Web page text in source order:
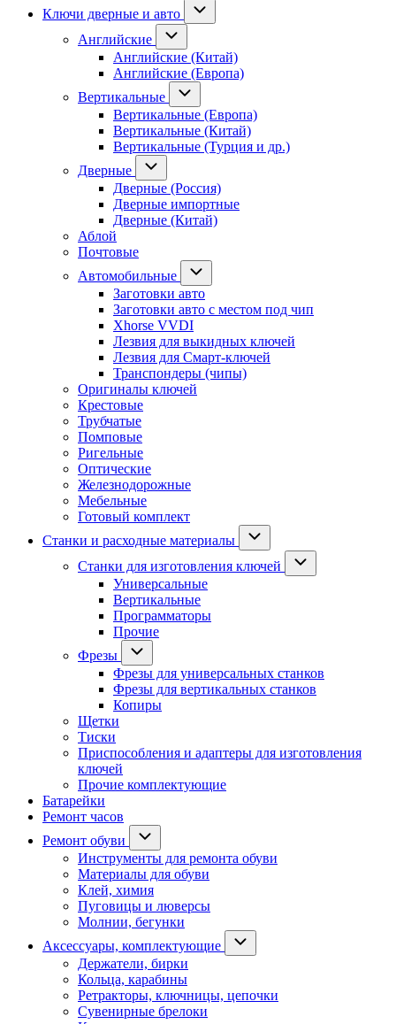
Ключи дверные и авто
Английские
Английские (Китай)
Английские (Европа)
Вертикальные
Вертикальные (Европа)
Вертикальные (Китай)
Вертикальные (Турция и др.)
Дверные
Дверные (Россия)
Дверные импортные
Дверные (Китай)
Аблой
Почтовые
Автомобильные
Заготовки авто
Заготовки авто с местом под чип
Xhorse VVDI
Лезвия для выкидных ключей
Лезвия для Смарт-ключей
Транспондеры (чипы)
Оригиналы ключей
Крестовые
Трубчатые
Помповые
Ригельные
Оптические
Железнодорожные
Мебельные
Готовый комплект
Станки и расходные материалы
Станки для изготовления ключей
Универсальные
Вертикальные
Программаторы
Прочие
Фрезы
Фрезы для универсальных станков
Фрезы для вертикальных станков
Копиры
Щетки
Тиски
Приспособления и адаптеры для изготовления
ключей
Прочие комплектующие
Батарейки
Ремонт часов
Ремонт обуви
Инструменты для ремонта обуви
Материалы для обуви
Клей, химия
Пуговицы и люверсы
Молнии, бегунки
Аксессуары, комплектующие
Держатели, бирки
Кольца, карабины
Ретракторы, ключницы, цепочки
Сувенирные брелоки